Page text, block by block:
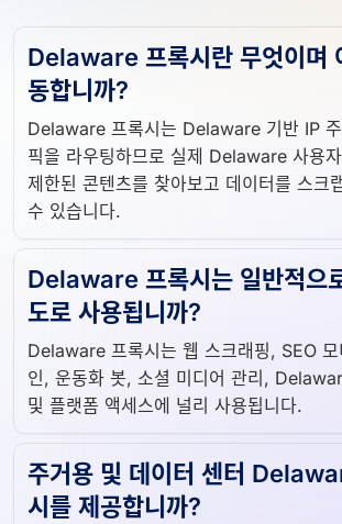
Delaware 프록시란 무엇이며
동합니까?
Delaware 프록시는 Delaware 기반 IP
픽을 라우팅하므로 실제 Delaware 사용
제한된 콘텐츠를 찾아보고 데이터를 스크
수 있습니다.
Delaware 프록시는 일반적으
도로 사용됩니까?
Delaware 프록시는 웹 스크래핑, SEO
인, 운동화 봇, 소셜 미디어 관리,
및 플랫폼 액세스에 널리 사용됩니다.
주거용 및 데이터 센터
시를 제공합니까?